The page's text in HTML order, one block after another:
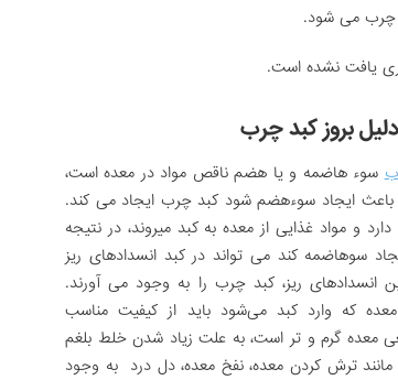
چرب می شود.
یافت نشده است.
بروز کبد چرب
سوء هاضمه و یا هضم ناقص مواد در معده است،
باعث ایجاد سوءهضم شود کبد چرب ایجاد می کند.
و مواد غذایی از معده به کبد می­روند، در نتیجه
سوهاضمه کند می ­تواند در کبد انسدادهای ریز
انسدادهای ریز، کبد چرب را به وجود می ­آورند.
که وارد کبد می‌شود باید از کیفیت مناسب
معده گرم و تر است، به علت زیاد شدن خلط بلغم
مانند ترش کردن معده، نفخ معده، دل درد به وجود